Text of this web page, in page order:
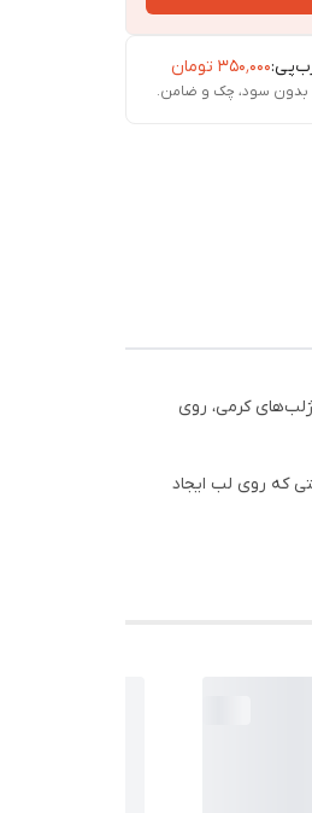
۳۵۰٬۰۰۰ تومان
کرمی، روی
که روی لب ایجاد